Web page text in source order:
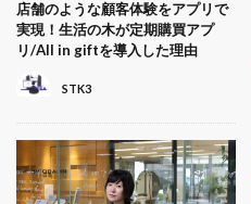
店舗のような顧客体験をアプリで
実現！生活の木が定期購買アプ
リ/All in giftを導入した理由
STK3